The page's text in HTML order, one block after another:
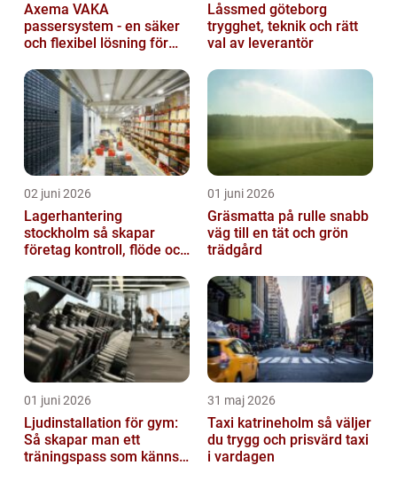
Axema VAKA
passersystem - en säker
och flexibel lösning för
Låssmed göteborg
trygghet, teknik och rätt
val av leverantör
02 juni 2026
Lagerhantering
stockholm så skapar
företag kontroll, flöde och
01 juni 2026
Gräsmatta på rulle snabb
väg till en tät och grön
trädgård
01 juni 2026
Ljudinstallation för gym:
Så skapar man ett
träningspass som känns i
31 maj 2026
Taxi katrineholm så väljer
du trygg och prisvärd taxi
i vardagen